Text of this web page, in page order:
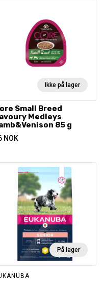
Ikke på lager
Small Breed
Medleys
85 g
NOK
På lager